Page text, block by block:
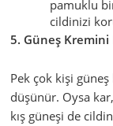
pamuklu
cildinizi
5. Güneş
Pek çok kişi
düşünür. Oysa kar,
kış güneşi de